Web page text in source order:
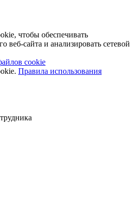
чтобы обеспечивать
веб-сайта и анализировать сетевой
cookie
Правила использования